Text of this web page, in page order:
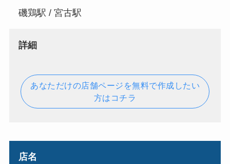
磯鶏駅 / 宮古駅
詳細
あなただけの店舗ページを無料で作成したい
方はコチラ
店名